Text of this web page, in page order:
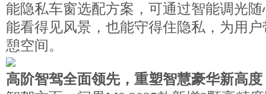
能隐私车窗选配方案，可通过智能调光
能看得见风景，也能守得住隐私，为用
憩空间。
高阶智驾全面领先，重塑智慧豪华新高度